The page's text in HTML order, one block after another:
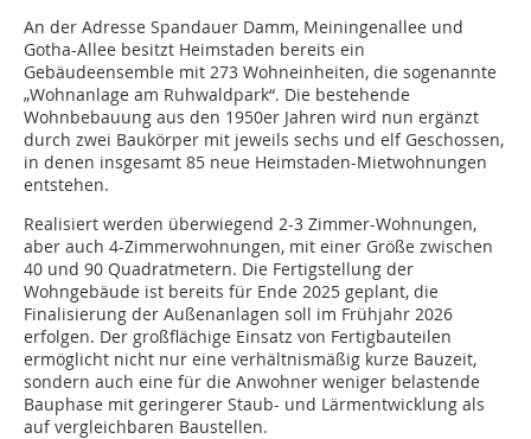
An der Adresse Spandauer Damm, Meiningenallee und
Gotha-Allee besitzt Heimstaden bereits ein
Gebäudeensemble mit 273 Wohneinheiten, die sogenannte
„Wohnanlage am Ruhwaldpark“. Die bestehende
Wohnbebauung aus den 1950er Jahren wird nun ergänzt
durch zwei Baukörper mit jeweils sechs und elf Geschossen,
in denen insgesamt 85 neue Heimstaden-Mietwohnungen
entstehen.
Realisiert werden überwiegend 2-3 Zimmer-Wohnungen,
aber auch 4-Zimmerwohnungen, mit einer Größe zwischen
40 und 90 Quadratmetern. Die Fertigstellung der
Wohngebäude ist bereits für Ende 2025 geplant, die
Finalisierung der Außenanlagen soll im Frühjahr 2026
erfolgen. Der großflächige Einsatz von Fertigbauteilen
ermöglicht nicht nur eine verhältnismäßig kurze Bauzeit,
sondern auch eine für die Anwohner weniger belastende
Bauphase mit geringerer Staub- und Lärmentwicklung als
auf vergleichbaren Baustellen.